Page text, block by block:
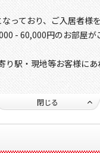
っており、ご入居者様
- 60,000円のお部屋が
り駅・現地等お客様に
閉じる